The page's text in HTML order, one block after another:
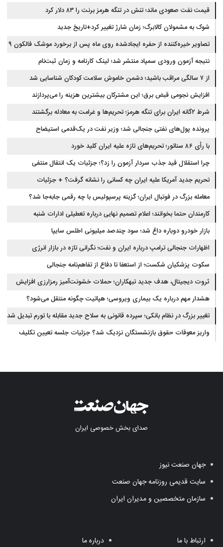
قیمت نفت صعودی ماند؛ تنش در تنگه هرمز برنت را ۸۳ دلار کرد
شوک به مشمولان کالابرگ؛ زمان شارژ تغییر کرد+تاریخ جدید
تصاویر خیره‌کننده از حفره ایجادشده روی ماه پس از برخورد موشک فالکون ۹
نتیجه آزمون ورودی سمپاد منتشر شد؛ لینک کارنامه و زمان ثبت‌نام
از ۷ سالگی مراقب باشید؛ دشمن خاموش سلامت کودکان شناسایی شد
افزایش نجومی قبض برق؛ این مشترکان بیشترین هزینه را می‌پردازند
شرط ۲گانه ایران برای تنگه هرمز؛ تحریم‌ها و غرامت به معادله برگشتند
پرونده پول‌های نفتی جنجالی شد؛ وزیر نفت در یک‌قدمی استیضاح
با رأی ۸۶ سناتور؛ تحریم‌های تازه علیه ایران کلید خورد
چرا استقلال قید جذب سردار آزمون را زد؟؛ جزئیات یک انتقال منتفی
تحریم جدید آمریکا علیه ایران چه کسانی را نشانه گرفت؟ + جزئیات
معامله بزرگ در فوتبال ایران؛ گزینه پرسپولیس با چه رقمی جابه‌جا شد؟
کارمندان حتما بخوانند؛ اعلام تصمیم نهایی درباره تعطیلی ادارات شنبه
بازار خودرو دوباره داغ شد؛ سود چندصد میلیونی اطلس سایپا
اظهارات جنجالی ترامپ درباره ایران و نفت؛ نگرانی تازه در بازار انرژی
سکوت پزشکیان شکست؛ از استعفا تا دفاع از تفاهم‌نامه جنجالی
ثروت دیجیتال، هدف جدید تبهکاران؛ حملات خشونت‌آمیز رمزارزی افزایش
یافت
هشدار مهم درباره یک بیماری ویروسی؛ هپاتیت چگونه منتقل می‌شود؟
تغییر بزرگ در نظام بانکی؛ سپرده قانونی به سلاح جدید مقابله با تورم تبدیل شد
واریز معوقات حقوق بازنشستگان نزدیک شد؟ جزئیات جلسه تعیین تکلیف
صدای بخش خصوصی ایران
جهان صنعت نیوز
سایت قدیمی روزنامه جهان صنعت
سازمان متخصصین و مدیران ایران
ارتباط با ما درباره ما